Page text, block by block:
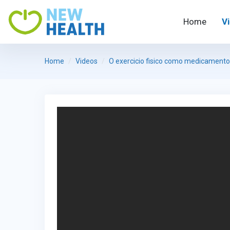
Home
Home Videos O exercicio fisico como medicamento